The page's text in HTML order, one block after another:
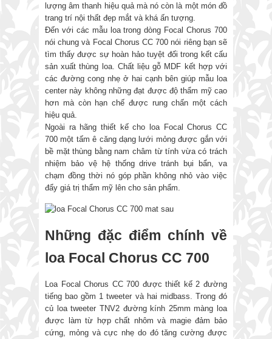
lượng âm thanh hiệu quả mà nó còn là một món đồ
trang trí nội thất đẹp mắt và khá ấn tượng.
Đến với các mẫu loa trong dòng Focal Chorus 700
nói chung và Focal Chorus CC 700 nói riêng bạn sẽ
tìm thấy được sự hoàn hảo tuyệt đối trong kết cấu
sản xuất thùng loa. Chất liệu gỗ MDF kết hợp với
các đường cong nhẹ ở hai cạnh bên giúp mẫu loa
center này không những đạt được độ thẩm mỹ cao
hơn mà còn hạn chế được rung chấn một cách
hiệu quả.
Ngoài ra hãng thiết kế cho loa Focal Chorus CC
700 một tấm ê căng dạng lưới mỏng được gắn với
bề mặt thùng bằng nam châm từ tính vừa có trách
nhiệm bảo vệ hệ thống drive tránh bụi bẩn, va
chạm đồng thời nó góp phần không nhỏ vào việc
đẩy giá trị thẩm mỹ lên cho sản phẩm.
Những đặc điểm chính về
loa Focal Chorus CC 700
Loa Focal Chorus CC 700 được thiết kế 2 đường
tiếng bao gồm 1 tweeter và hai midbass. Trong đó
củ loa tweeter TNV2 đường kính 25mm màng loa
được làm từ hợp chất nhôm và magie đảm bảo
cứng, mỏng và cực nhẹ do đó tăng cường được